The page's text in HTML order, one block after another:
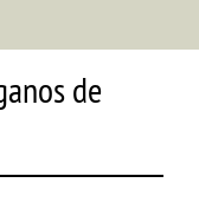
de